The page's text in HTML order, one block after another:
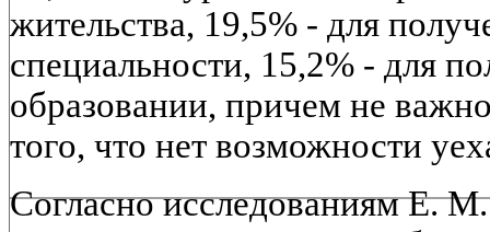
жительства, 19,5% - для
специальности, 15,2% - для
образовании, причем не
того, что нет возможности
Согласно исследованиям Е.